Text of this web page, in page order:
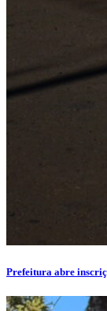
Prefeitura abre